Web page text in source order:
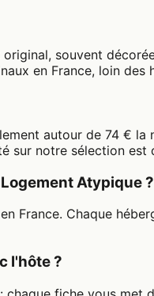
souvent
en France, loin des
autour de 74 € la
sur notre sélection est
Atypique ?
France. Chaque
l'hôte ?